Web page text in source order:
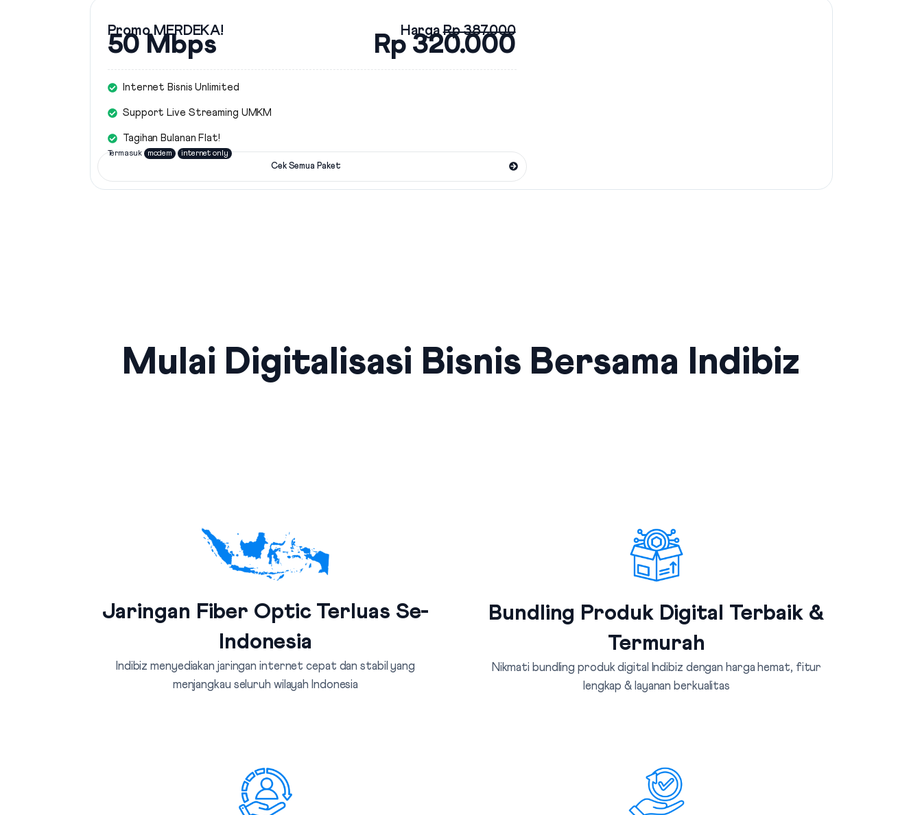
Promo MERDEKA!
50 Mbps
HargaRp 387.000
Rp 320.000
Internet Bisnis Unlimited
Support Live Streaming UMKM
Tagihan Bulanan Flat!
Termasuk modem internet only
Cek Semua Paket
Mulai Digitalisasi Bisnis Bersama Indibiz
Jaringan Fiber Optic Terluas Se-
Indonesia
Indibiz menyediakan jaringan internet cepat dan stabil yang
menjangkau seluruh wilayah Indonesia
Bundling Produk Digital Terbaik &
Termurah
Nikmati bundling produk digital Indibiz dengan harga hemat, fitur
lengkap & layanan berkualitas